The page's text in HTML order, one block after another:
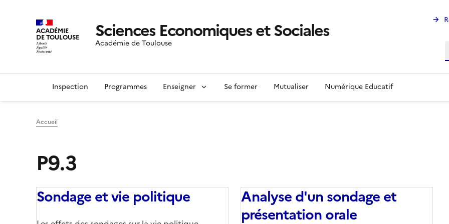
ACADÉMIE
DE TOULOUSE Sciences Economiques et Sociales
Académie de Toulouse
Inspection Programmes Enseigner Se former Mutualiser Numérique Educatif
Accueil
P9.3
Sondage et vie politique
Analyse d'un sondage et
présentation orale